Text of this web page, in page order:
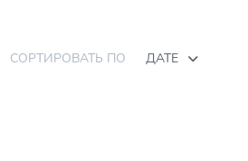
СОРТИРОВАТЬ ПО ДАТЕ